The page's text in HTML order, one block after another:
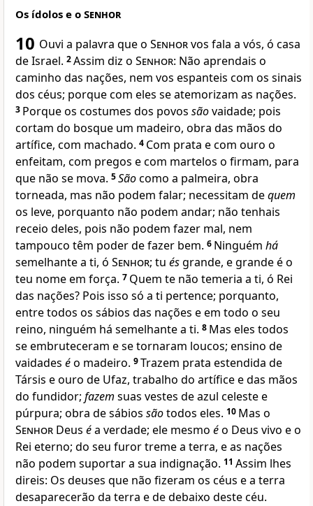
Os ídolos e o Senhor
10 Ouvi a palavra que o Senhorvos fala a vós, ó casa
de Israel. 2Assim diz o Senhor: Não aprendais o
caminho das nações, nem vos espanteis com os sinais
dos céus; porque com eles se atemorizam as nações.
3 Porque os costumes dos povos sãovaidade; pois
cortam do bosque um madeiro, obra das mãos do
artífice, com machado. 4 Com prata e com ouro o
enfeitam, com pregos e com martelos o firmam, para
que não se mova. 5Sãocomo a palmeira, obra
torneada, mas não podem falar; necessitam dequem
os leve, porquanto não podem andar; não tenhais
receio deles, pois não podem fazer mal, nem
tampouco têm poder de fazer bem. 6 Ninguém há
semelhante a ti, ó Senhor; tu ésgrande, e grande é o
teu nome em força. 7 Quem te não temeria a ti, ó Rei
das nações? Pois isso só a ti pertence; porquanto,
entre todos os sábios das nações e em todo o seu
reino, ninguém há semelhante a ti. 8 Mas eles todos
se embruteceram e se tornaram loucos; ensino de
vaidades éo madeiro. 9Trazem prata estendida de
Társis e ouro de Ufaz, trabalho do artífice e das mãos
do fundidor; fazem suas vestes de azul celeste e
púrpura; obra de sábios sãotodos eles. 10 Mas o
Senhor Deus éa verdade; ele mesmo éo Deus vivo e o
Rei eterno; do seu furor treme a terra, e as nações
não podem suportar a sua indignação. 11 Assim lhes
direis: Os deuses que não fizeram os céus e a terra
desaparecerão da terra e de debaixo deste céu.